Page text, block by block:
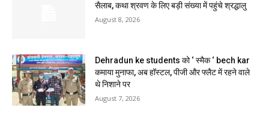
सैलाब, कथा श्रवण के लिए बड़ी संख्या में पहुंचे श्रद्धालु
August 8, 2026
Dehradun ke students को ‘ स्मैक ‘ bech kar
कमाया मुनाफा, अब हॉस्टल, पीजी और फ्लैट में रहने वाले
थे निशाने पर
August 7, 2026